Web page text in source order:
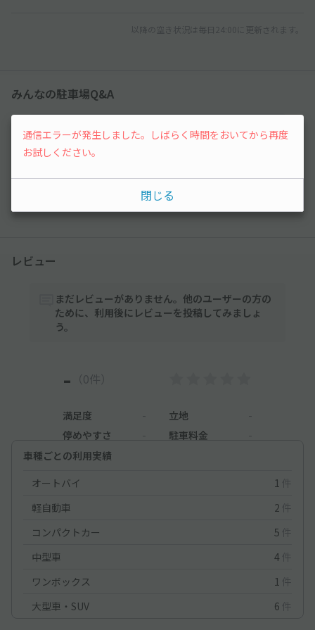
以降の空き状況は毎日24:00に更新されます。
みんなの駐車場Q&A
まだ質問がありません。なにかわからないことや
不安な点があれば気軽に質問してみましょう。
質問する
レビュー
まだレビューがありません。他のユーザーの方の
ために、利用後にレビューを投稿してみましょ
う。
- （0件）
満足度 立地
停めやすさ
駐車料金
車種ごとの利用実績
オートバイ
1 件
軽自動車
2 件
コンパクトカー
5 件
中型車
4 件
ワンボックス
1 件
大型車・SUV
6 件
通信エラーが発生しました。しばらく時間をおいてから再度
お試しください。
閉じる